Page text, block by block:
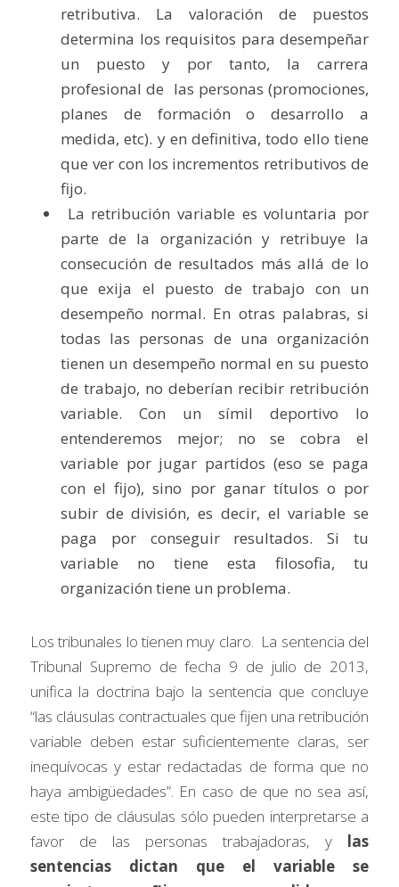
retributiva. La valoración de puestos
determina los requisitos para desempeñar
un puesto y por tanto, la carrera
profesional de  las personas (promociones,
planes de formación o desarrollo a
medida, etc). y en definitiva, todo ello tiene
que ver con los incrementos retributivos de
fijo.
parte de la organización y retribuye la
consecución de resultados más allá de lo
que exija el puesto de trabajo con un
desempeño normal. En otras palabras, si
todas las personas de una organización
tienen un desempeño normal en su puesto
de trabajo, no deberían recibir retribución
variable. Con un símil deportivo lo
entenderemos mejor; no se cobra el
variable por jugar partidos (eso se paga
con el fijo), sino por ganar títulos o por
subir de división, es decir, el variable se
paga por conseguir resultados. Si tu
variable no tiene esta filosofia, tu
organización tiene un problema.
Los tribunales lo tienen muy claro.  La sentencia del
Tribunal Supremo de fecha 9 de julio de 2013,
unifica la doctrina bajo la sentencia que concluye
“las cláusulas contractuales que fijen una retribución
variable deben estar suficientemente claras, ser
inequívocas y estar redactadas de forma que no
haya ambigüedades”. En caso de que no sea así,
este tipo de cláusulas sólo pueden interpretarse a
favor de las personas trabajadoras, y las
sentencias dictan que el variable se